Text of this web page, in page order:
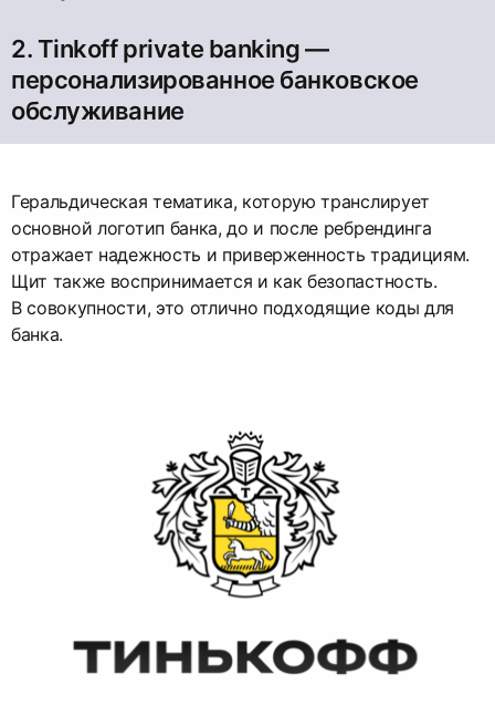
2. Tinkoff private banking —
персонализированное банковское
обслуживание
Геральдическая тематика, которую транслирует
основной логотип банка, до и после ребрендинга
отражает надежность и приверженность традициям.
Щит также воспринимается и как безопастность.
В совокупности, это отлично подходящие коды для
банка.